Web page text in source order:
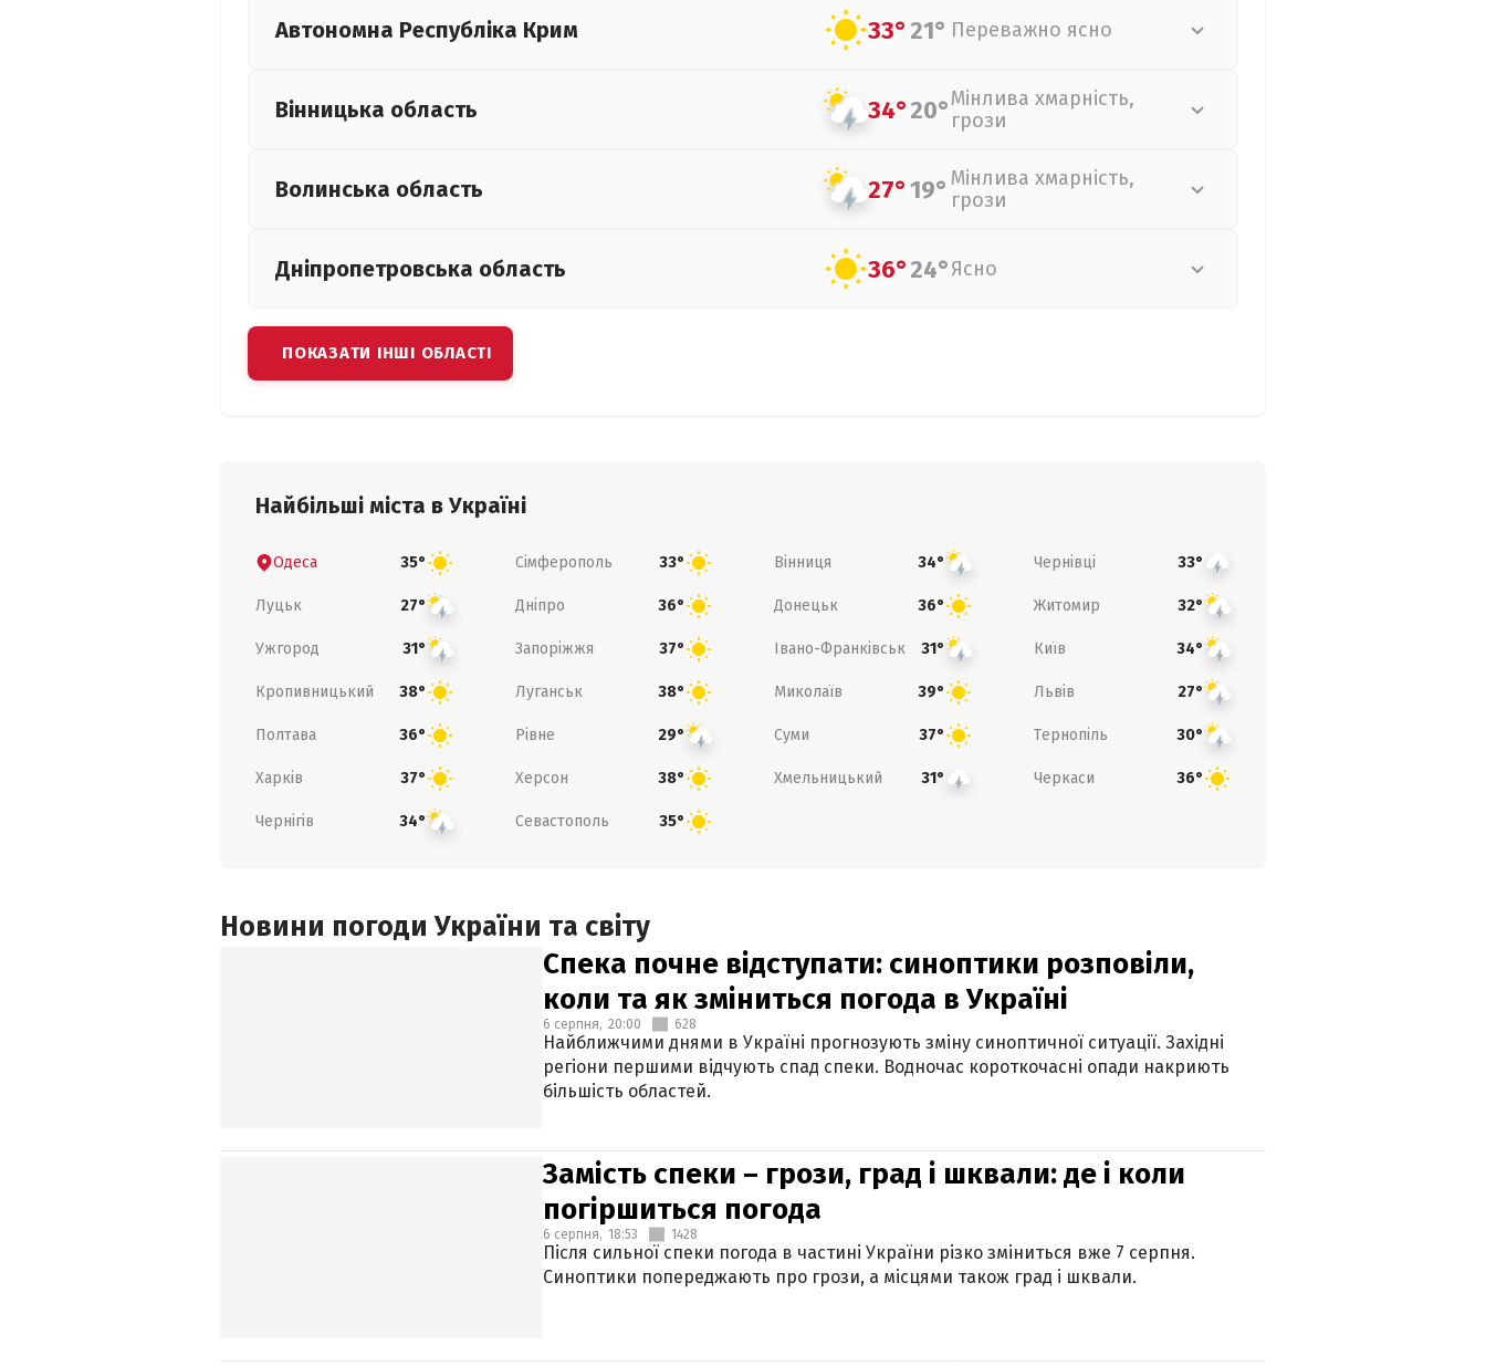
Автономна Республіка Крим 33°21° Переважно ясно
Вінницька область 34°20°Мінлива хмарність,
грози
Волинська область 27°19° Мінлива хмарність,
грози
Дніпропетровська область 36°24°Ясно
ПОКАЗАТИ ІНШІ ОБЛАСТІ
Найбільші міста в Україні
Одеса 35° Сімферополь 33° Вінниця 34° Чернівці 33°
Луцьк 27° Дніпро 36° Донецьк 36° Житомир 32°
Ужгород 31° Запоріжжя 37° Івано-Франківськ 31° Київ 34°
Кропивницький 38° Луганськ 38° Миколаїв 39° Львів 27°
Полтава 36° Рівне 29° Суми 37° Тернопіль 30°
Харків 37° Херсон 38° Хмельницький 31° Черкаси 36°
Чернігів 34° Севастополь 35°
Новини погоди України та світу
Спека почне відступати: синоптики розповіли,
коли та як зміниться погода в Україні
6 серпня, 20:00 628
Найближчими днями в Україні прогнозують зміну синоптичної ситуації. Західні
регіони першими відчують спад спеки. Водночас короткочасні опади накриють
більшість областей.
Замість спеки – грози, град і шквали: де і коли
погіршиться погода
6 серпня, 18:53 1428
Після сильної спеки погода в частині України різко зміниться вже 7 серпня.
Синоптики попереджають про грози, а місцями також град і шквали.